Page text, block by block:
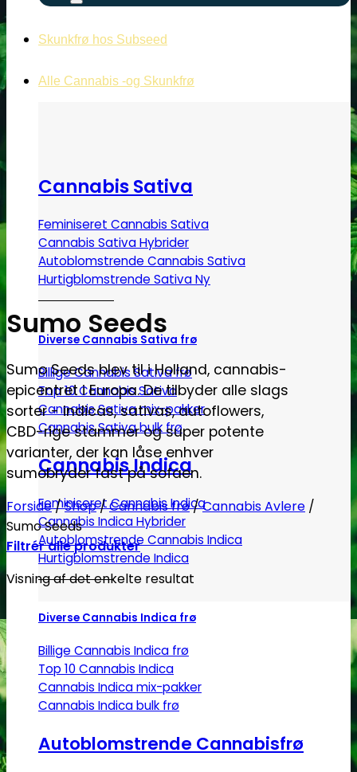
Skunkfrø hos Subseed
Alle Cannabis -og Skunkfrø
Cannabis Sativa
Feminiseret Cannabis Sativa
Cannabis Sativa Hybrider
Autoblomstrende Cannabis Sativa
Hurtigblomstrende Sativa
Diverse Cannabis Sativa frø
Billige Cannabis Sativa frø
Top 10 Cannabis Sativa
Cannabis Sativa mix-pakker
Cannabis Sativa bulk frø
Cannabis Indica
Feminiseret Cannabis Indica
Cannabis Indica Hybrider
Autoblomstrende Cannabis Indica
Hurtigblomstrende Indica
Diverse Cannabis Indica frø
Billige Cannabis Indica frø
Top 10 Cannabis Indica
Cannabis Indica mix-pakker
Cannabis Indica bulk frø
Autoblomstrende Cannabisfrø
Sumo Seeds
Sumo Seeds blev til i Holland, cannabis-
epicentret i Europa. De tilbyder alle slags
sorter - indicas, sativas, autoflowers,
CBD-rige stammer og super potente
varianter, der kan låse enhver
sumobryder fast på sofaen.
Forside/Shop/Cannabis frø/Cannabis Avlere /
Sumo Seeds
Filtrér alle produkter
Visning af det enkelte resultat